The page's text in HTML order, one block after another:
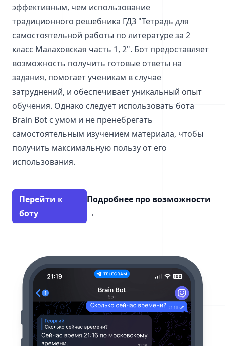
эффективным, чем использование
традиционного решебника ГДЗ "Тетрадь для
самостоятельной работы по литературе за 2
класс Малаховская часть 1, 2". Бот предоставляет
возможность получить готовые ответы на
задания, помогает ученикам в случае
затруднений, и обеспечивает уникальный опыт
обучения. Однако следует использовать бота
Brain Bot с умом и не пренебрегать
самостоятельным изучением материала, чтобы
получить максимальную пользу от его
использования.
Перейти к
боту
Подробнее про возможности
→